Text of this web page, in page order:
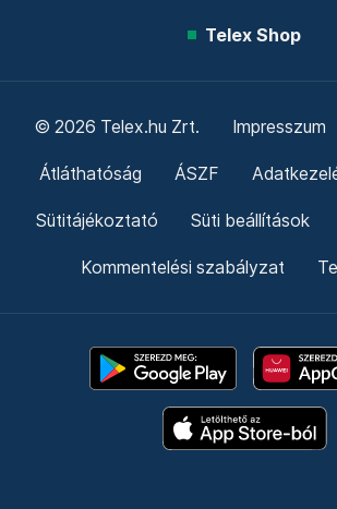
Telex Shop
© 2026 Telex.hu Zrt. Impresszum
Átláthatóság ÁSZF
Sütitájékoztató Süti beállítások
Kommentelési szabályzat